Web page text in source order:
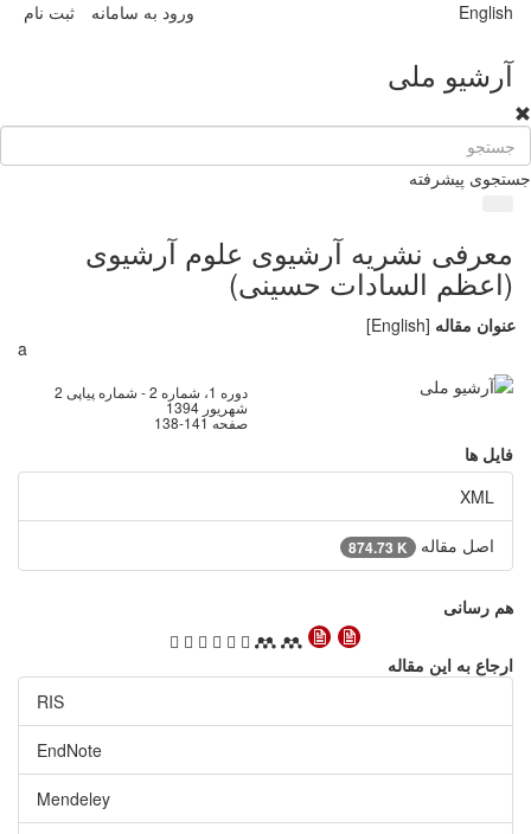
ورود به سامانه ثبت نام English
آرشیو ملی
جستجوی پیشرفته
معرفی نشریه آرشیوی علوم آرشیوی
(اعظم السادات حسینی)
عنوان مقاله [English]
a
دوره 1، شماره 2 - شماره پیاپی 2
شهریور 1394
صفحه138-141
فایل ها
XML
اصل مقاله 874.73 K
هم رسانی
ارجاع به این مقاله
RIS
EndNote
Mendeley